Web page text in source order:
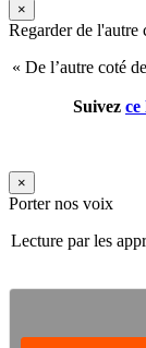
×
Regarder de l'autre
« De l’autre coté
Suivez ce
×
Porter nos voix
Lecture par les